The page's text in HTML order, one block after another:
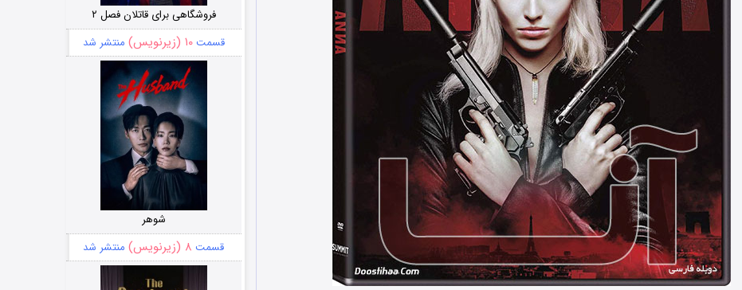
فروشگاهی برای قاتلان فصل ۲
قسمت۱۰ (زیرنویس) منتشر شد
شوهر
قسمت ۸ (زیرنویس) منتشر شد